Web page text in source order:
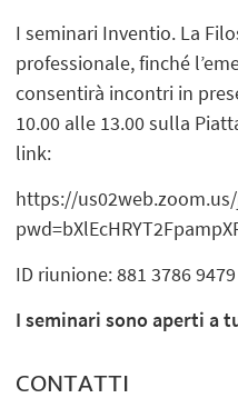
I seminari Inventio. La
professionale, finché
consentirà incontri in
10.00 alle 13.00 sulla
link:
https://us02web.zoom.us/
ID riunione: 881 3786
I seminari sono aperti a
CONTATTI